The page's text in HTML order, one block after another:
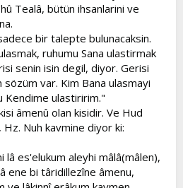
Tealâ, bütün ihsanlarini ve
bir talepte bulunacaksin.
ruhumu Sana ulastirmak
senin isin degil, diyor. Gerisi
sözüm var. Kim Bana ulasmayi
Kendime ulastiririm."
âmenû olan kisidir. Ve Hud
Nuh kavmine diyor ki:
es'elukum aleyhi mâlâ(mâlen),
ene bi târidillezîne âmenu,